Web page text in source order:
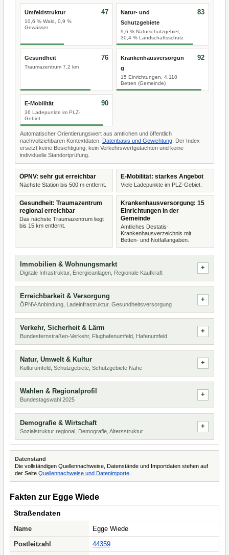
Umfeldstruktur
10,6 % Wald, 0,9 %
Gewässer
47
Natur- und
Schutzgebiete
9,6 % Naturschutzgebiet,
30,4 % Landschaftsschutz
83
Gesundheit
Traumazentrum 7,2 km
76
Krankenhausversorgun
g
15 Einrichtungen, 4.110
Betten (Gemeinde)
92
E-Mobilität
36 Ladepunkte im PLZ-
Gebiet
90
Automatischer Orientierungswert aus amtlichen und öffentlich
nachvollziehbaren Kontextdaten. Datenbasis und Gewichtung . Der Index
ersetzt keine Besichtigung, kein Verkehrswertgutachten und keine
individuelle Standortprüfung.
ÖPNV: sehr gut erreichbar
Nächste Station bis 500 m entfernt.
E-Mobilität: starkes Angebot
Viele Ladepunkte im PLZ-Gebiet.
Gesundheit: Traumazentrum
regional erreichbar
Das nächste Traumazentrum liegt
bis 15 km entfernt.
Krankenhausversorgung: 15
Einrichtungen in der
Gemeinde
Amtliches Destatis-
Krankenhausverzeichnis mit
Betten- und Notfallangaben.
Immobilien & Wohnungsmarkt
Digitale Infrastruktur, Energieanlagen, Regionale Kaufkraft
Erreichbarkeit & Versorgung
ÖPNV-Anbindung, Ladeinfrastruktur, Gesundheitsversorgung
Verkehr, Sicherheit & Lärm
Bundesfernstraßen-Verkehr, Flughafenumfeld, Hafenumfeld
Natur, Umwelt & Kultur
Kulturumfeld, Schutzgebiete, Schutzgebiete Nähe
Wahlen & Regionalprofil
Bundestagswahl 2025
Demografie & Wirtschaft
Sozialstruktur regional, Demografie, Altersstruktur
Datenstand
Die vollständigen Quellennachweise, Datenstände und Importdaten stehen auf
der Seite Quellennachweise und Datenimporte
Fakten zur Egge Wiede
Straßendaten
Name
Egge Wiede
Postleitzahl
44359